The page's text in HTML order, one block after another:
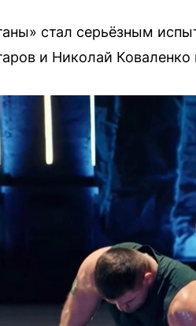
стал серьёзным
и Николай